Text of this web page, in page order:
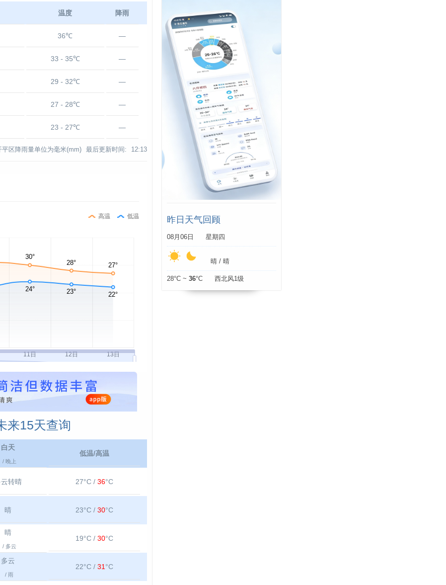
温度 降雨
36℃ —
33 - 35℃ —
29 - 32℃ —
27 - 28℃ —
23 - 27℃ —
平区降雨量单位为毫米(mm) 最后更新时间: 12:13
高温 低温
来15天查询
白天
/ 晚上
低温/高温
云转晴 27°C /36°C
晴 23°C /30°C
晴
/ 多云
19°C /30°C
多云
/ 雨
22°C /31 °C
昨日天气回顾
08月06日 星期四
晴 / 晴
28°C ~ 36°C 西北风1级